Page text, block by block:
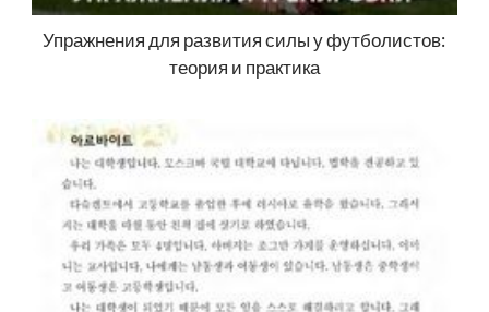
Упражнения для развития силы у футболистов:
теория и практика